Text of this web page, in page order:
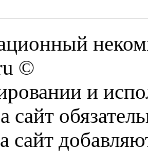
©
и
сайт
сайт